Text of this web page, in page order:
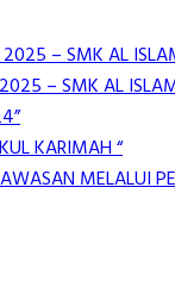
2025 – SMK AL
– SMK AL
KARIMAH “
MELALUI